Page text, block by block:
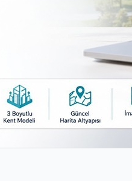
Mustafa Kemal
diye konuştu.
ve umudun ulusu
Bayramı’nı
yola çıktı. Biz 14
yaşayacağının
Gençler de 28
sandığa giderek